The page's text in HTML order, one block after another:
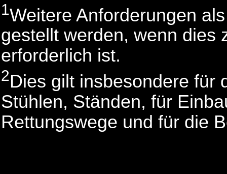
1Weitere Anforderungen
gestellt werden, wenn dies
erforderlich ist.
2Dies gilt insbesondere für
Stühlen, Ständen, für
Rettungswege und für die